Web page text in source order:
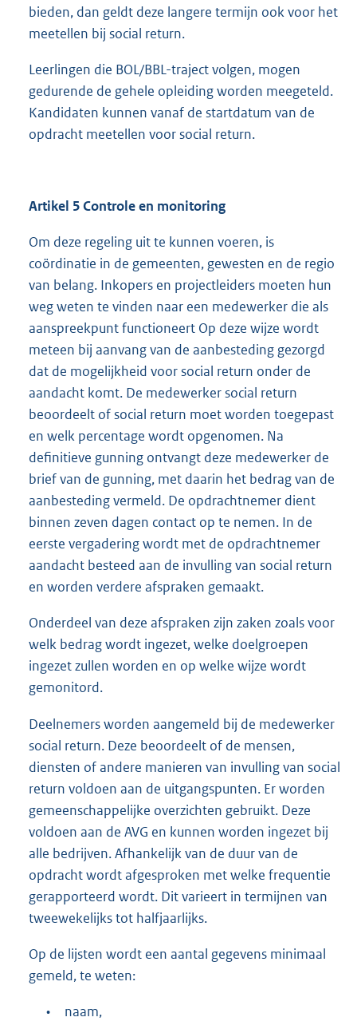
bieden, dan geldt deze langere termijn ook voor het
meetellen bij social return.
Leerlingen die BOL/BBL-traject volgen, mogen
gedurende de gehele opleiding worden meegeteld.
Kandidaten kunnen vanaf de startdatum van de
opdracht meetellen voor social return.
Artikel 5 Controle en monitoring
Om deze regeling uit te kunnen voeren, is
coördinatie in de gemeenten, gewesten en de regio
van belang. Inkopers en projectleiders moeten hun
weg weten te vinden naar een medewerker die als
aanspreekpunt functioneert Op deze wijze wordt
meteen bij aanvang van de aanbesteding gezorgd
dat de mogelijkheid voor social return onder de
aandacht komt. De medewerker social return
beoordeelt of social return moet worden toegepast
en welk percentage wordt opgenomen. Na
definitieve gunning ontvangt deze medewerker de
brief van de gunning, met daarin het bedrag van de
aanbesteding vermeld. De opdrachtnemer dient
binnen zeven dagen contact op te nemen. In de
eerste vergadering wordt met de opdrachtnemer
aandacht besteed aan de invulling van social return
en worden verdere afspraken gemaakt.
Onderdeel van deze afspraken zijn zaken zoals voor
welk bedrag wordt ingezet, welke doelgroepen
ingezet zullen worden en op welke wijze wordt
gemonitord.
Deelnemers worden aangemeld bij de medewerker
social return. Deze beoordeelt of de mensen,
diensten of andere manieren van invulling van social
return voldoen aan de uitgangspunten. Er worden
gemeenschappelijke overzichten gebruikt. Deze
voldoen aan de AVG en kunnen worden ingezet bij
alle bedrijven. Afhankelijk van de duur van de
opdracht wordt afgesproken met welke frequentie
gerapporteerd wordt. Dit varieert in termijnen van
tweewekelijks tot halfjaarlijks.
Op de lijsten wordt een aantal gegevens minimaal
gemeld, te weten:
• naam,